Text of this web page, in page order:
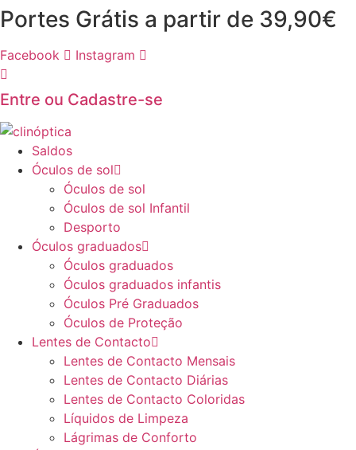
Pular
para
o
conteúdo
Portes Grátis a partir de 39,90€
Facebook Instagram
Entre ou Cadastre-se
Saldos
Óculos de sol
Óculos de sol
Óculos de sol Infantil
Desporto
Óculos graduados
Óculos graduados
Óculos graduados infantis
Óculos Pré Graduados
Óculos de Proteção
Lentes de Contacto
Lentes de Contacto Mensais
Lentes de Contacto Diárias
Lentes de Contacto Coloridas
Líquidos de Limpeza
Lágrimas de Conforto